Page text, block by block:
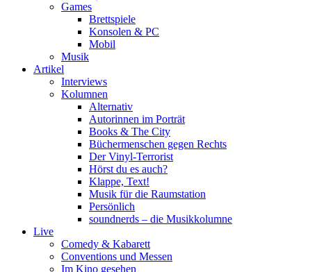
Games
Brettspiele
Konsolen & PC
Mobil
Musik
Artikel
Interviews
Kolumnen
Alternativ
Autorinnen im Porträt
Books & The City
Büchermenschen gegen Rechts
Der Vinyl-Terrorist
Hörst du es auch?
Klappe, Text!
Musik für die Raumstation
Persönlich
soundnerds – die Musikkolumne
Live
Comedy & Kabarett
Conventions und Messen
Im Kino gesehen